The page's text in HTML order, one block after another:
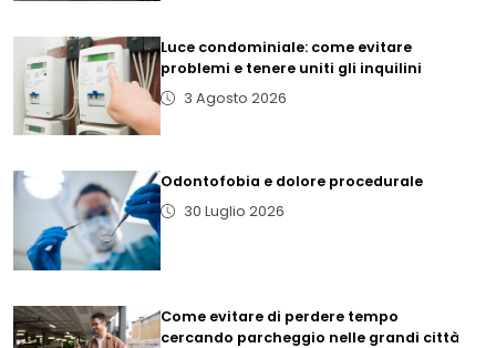
Luce condominiale: come evitare
problemi e tenere uniti gli inquilini
3 Agosto 2026
Odontofobia e dolore procedurale
30 Luglio 2026
Come evitare di perdere tempo
cercando parcheggio nelle grandi città